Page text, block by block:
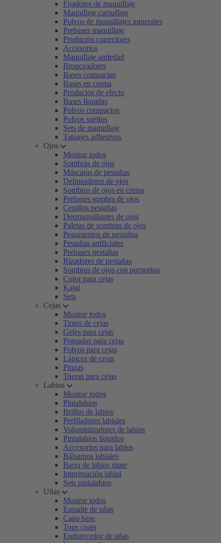
Fijadores de maquillaje
Maquillaje camuflaje
Polvos de maquillajes minerales
Prebases maquillaje
Productos correctores
Accesorios
Maquillaje antiedad
Bronceadores
Bases compactas
Bases en crema
Productos de efecto
Bases líquidas
Polvos compactos
Polvos sueltos
Sets de maquillaje
Tatuajes adhesivos
Ojos
Mostrar todos
Sombras de ojos
Máscaras de pestañas
Delineadores de ojos
Sombras de ojos en crema
Prebases sombra de ojos
Cepillos pestañas
Desmaquillantes de ojos
Paletas de sombras de ojos
Pegamentos de pestañas
Pestañas artificiales
Prebases pestañas
Rizadores de pestañas
Sombras de ojos con purpurina
Color para cejas
Kajal
Sets
Cejas
Mostrar todos
Tintes de cejas
Geles para cejas
Pomadas para cejas
Polvos para cejas
Lápices de cejas
Pinzas
Tijeras para cejas
Labios
Mostrar todos
Pintalabios
Brillos de labios
Perfiladores labiales
Voluminizadores de labios
Pintalabios líquidos
Accesorios para labios
Bálsamos labiales
Barra de labios mate
Imprimación labial
Sets pintalabios
Uñas
Mostrar todos
Esmalte de uñas
Capa base
Tops coats
Endurecedor de uñas